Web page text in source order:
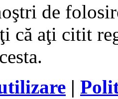
de
că aţi citit
|